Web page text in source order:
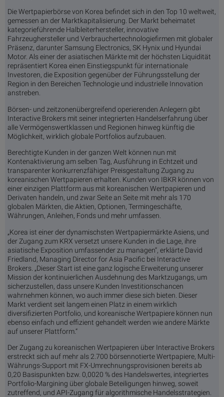
Die Wertpapierbörse von Korea befindet sich in den Top 10 weltweit,
gemessen an der Marktkapitalisierung. Der Markt beheimatet
kategorieführende Halbleiterhersteller, innovative
Fahrzeughersteller und Verbrauchertechnologiefirmen mit globaler
Präsenz, darunter Samsung Electronics, SK Hynix und Hyundai
Motor. Als einer der asiatischen Märkte mit der höchsten Liquidität
repräsentiert Korea einen Einstiegspunkt für internationale
Investoren, die Exposition gegenüber der Führungsstellung der
Region in den Bereichen Technologie und industrielle Innovation
anstreben.
Börsen- und zeitzonenübergreifend operierenden Anlegern gibt
Interactive Brokers mit seiner integrierten Handelserfahrung über
alle Vermögenswertklassen und Regionen hinweg künftig die
Möglichkeit, wirklich globale Portfolios aufzubauen.
Berechtigte Kunden in der ganzen Welt können nun mit
Kontenaktivierung am selben Tag, Ausführung in Echtzeit und
transparenter konkurrenzfähiger Preisgestaltung Zugang zu
koreanischen Wertpapieren erhalten. Kunden von IBKR können von
einer einzigen Plattform aus mit koreanischen Wertpapieren und
Derivaten handeln, und zwar Seite an Seite mit mehr als 170
globalen Märkten, die Aktien, Optionen, Termingeschäfte,
Währungen, Anleihen, Fonds und mehr umfassen.
„Korea ist einer der dynamischsten Wertpapiermärkte Asiens, und
der Zugang zum KRX versetzt unsere Kunden in die Lage, ihre
asiatische Exposition umfassender zu managen“, erklärte David
Friedland, Managing Director for Asia Pacific bei Interactive
Brokers. „Dieser Start ist eine ganz logische Erweiterung unserer
Mission der kontinuierlichen Ausdehnung des Marktzugangs, um
sicherzustellen, dass unsere Kunden Investitionschancen
wahrnehmen können, wo auch immer diese sich bieten. Dieser
Markt verdient seit langem einen Platz in einem wirklich
diversifizierten Portfolio, und koreanische Wertpapiere können nun
ebenso einfach und effizient gehandelt werden wie andere Märkte
auf unserer Plattform.“
Der Zugang zu koreanischen Wertpapieren über Interactive Brokers
erstreckt sich auf mehr als 2.700 börsennotierte Wertpapiere, Multi-
Währungs-Support mit FX-Umrechnungsprovisionen bereits ab
0,20 Basispunkten bzw. 0,0020 % des Handelswertes, integriertes
Portfolio-Margining über globale Beteiligungen hinweg, soweit
zutreffend, und API-Zugang für algorithmische Handelsstrategien.